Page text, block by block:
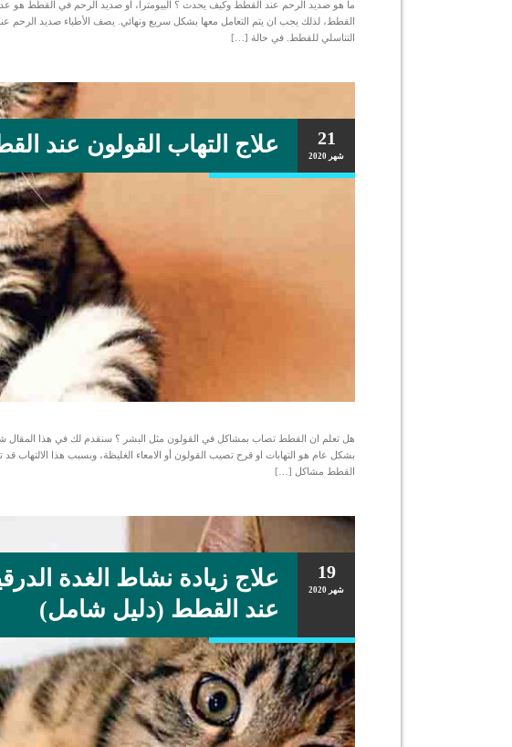
ما هو صديد الرحم عند القطط وكيف يحدث ؟ البيومترا، او صديد الرحم في القطط هو
القطط، لذلك يجب ان يتم التعامل معها بشكل سريع ونهائي. يصف الأطباء صديد الرحم
التناسلي للقطط. في حالة […]
21
شهر 2020 علاج التهاب القولون عند
هل تعلم ان القطط تصاب بمشاكل في القولون مثل البشر ؟ سنقدم لك في هذا المقال
بشكل عام هو التهابات او قرح تصيب القولون أو الامعاء الغليظة، وبسبب هذا
القطط مشاكل […]
19
شهر 2020
علاج زيادة نشاط الغدة
عند القطط (دليل شامل)